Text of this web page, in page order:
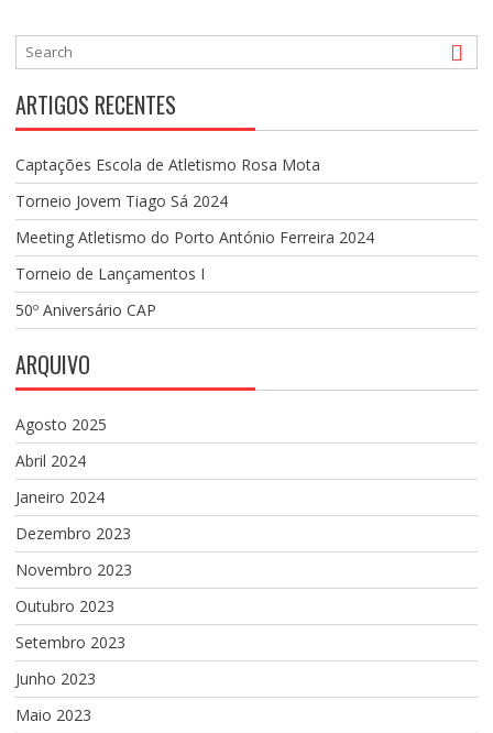
ARTIGOS RECENTES
Captações Escola de Atletismo Rosa Mota
Torneio Jovem Tiago Sá 2024
Meeting Atletismo do Porto António Ferreira 2024
Torneio de Lançamentos I
50º Aniversário CAP
ARQUIVO
Agosto 2025
Abril 2024
Janeiro 2024
Dezembro 2023
Novembro 2023
Outubro 2023
Setembro 2023
Junho 2023
Maio 2023